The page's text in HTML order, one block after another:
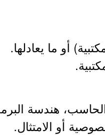
أو ما يعادلها.
هندسة